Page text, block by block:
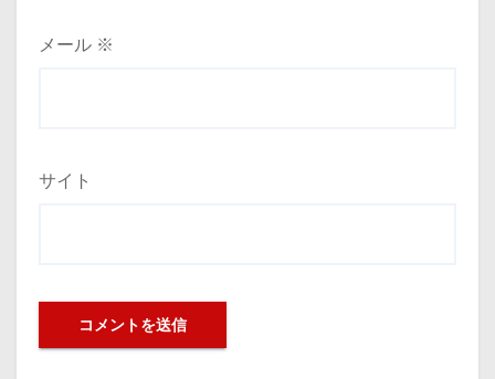
メール ※
サイト